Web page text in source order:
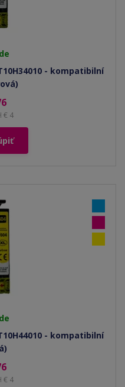
- kompatibilní
€ 4
- kompatibilní
€ 4